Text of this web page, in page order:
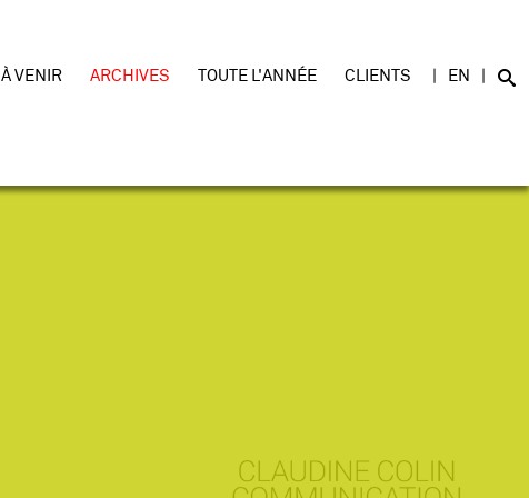
À VENIR ARCHIVES TOUTE L'ANNÉE CLIENTS EN